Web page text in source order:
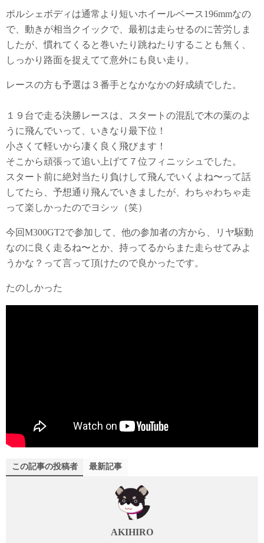
ポルシェボディは通常より短いホイールベース196mmなの
で、動きが相当クイックで、最初は走らせるのに苦労しま
したが、慣れてくると巻いたり跳ねたりすることも無く、
しっかり路面を捉えてて意外にも良い走り。
レースの方も予選は３番手となかなかの好成績でした。
１９台で走る決勝レースは、スタートの混乱で木の葉のよ
うに飛んでいって、いきなり最下位！
小さくて軽いから凄く良く飛びます！
そこから頑張って追い上げて７位フィニッシュでした。
スタート前に絶対当たり負けして飛んでいくよね〜って話
してたら、予想通り飛んでいきましたが、わちゃわちゃ走
って楽しかったのでヨシッ（笑）
今回M300GT2で参加して、他の参加者の方から、リヤ駆動
なのに良く走るね〜とか、持ってるからまた走らせてみよ
うかな？って言って頂けたので良かったです。
たのしかった
この記事の投稿者 最新記事
AKIHIRO